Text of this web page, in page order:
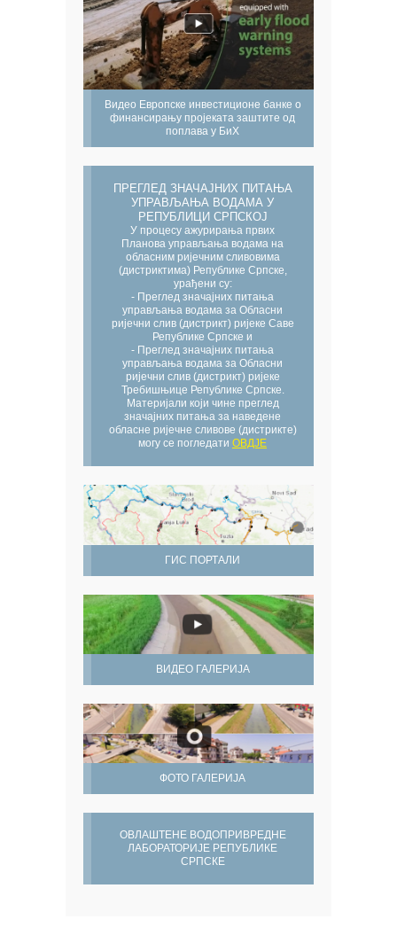
Видео Европске инвестиционе банке о
финансирању пројеката заштите од
поплава у БиХ
ПРЕГЛЕД ЗНАЧАЈНИХ ПИТАЊА
УПРАВЉАЊА ВОДАМА У
РЕПУБЛИЦИ СРПСКОЈ
У процесу ажурирања првих
Планова управљања водама на
обласним ријечним сливовима
(дистриктима) Републике Српске,
урађени су:
- Преглед значајних питања
управљања водама за Обласни
ријечни слив (дистрикт) ријеке Саве
Републике Српске и
- Преглед значајних питања
управљања водама за Обласни
ријечни слив (дистрикт) ријеке
Требишњице Републике Српске.
Материјали који чине преглед
значајних питања за наведене
обласне ријечне сливове (дистрикте)
могу се погледати ОВДЈЕ
ГИС ПОРТАЛИ
ВИДЕО ГАЛЕРИЈА
ФОТО ГАЛЕРИЈА
ОВЛАШТЕНЕ ВОДОПРИВРЕДНЕ
ЛАБОРАТОРИЈЕ РЕПУБЛИКЕ
СРПСКЕ